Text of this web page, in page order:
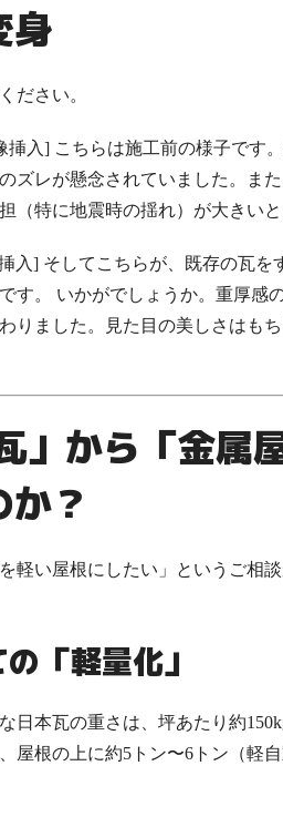
身
ださい。
挿入] こちらは施工前の様子です
ズレが懸念されていました。ま
（特に地震時の揺れ）が大きいと
入] そしてこちらが、既存の瓦を
す。 いかがでしょうか。重厚感
りました。見た目の美しさはも
」から「金属
？
軽い屋根にしたい」というご相
「軽量化」
日本瓦の重さは、坪あたり約
屋根の上に約5トン〜6トン（軽